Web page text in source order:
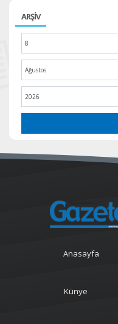
ARŞİV
Anasayfa
Künye